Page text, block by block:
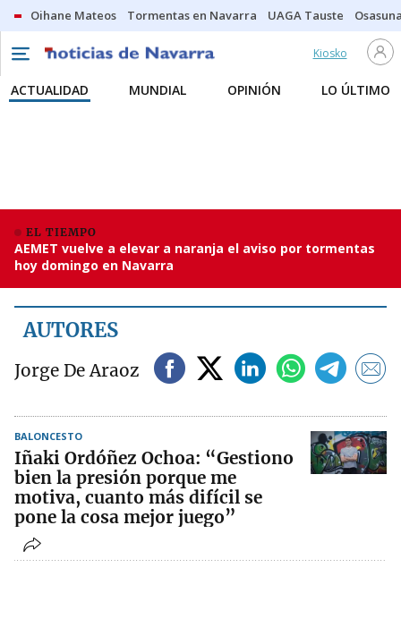
Oihane Mateos Tormentas en Navarra UAGA Tauste
Kiosko
ACTUALIDAD MUNDIAL OPINIÓN LO ÚLTIMO
EL TIEMPO
AEMET vuelve a elevar a naranja el aviso por tormentas
hoy domingo en Navarra
AUTORES
Jorge De Araoz
BALONCESTO
Iñaki Ordóñez Ochoa: “Gestiono
bien la presión porque me
motiva, cuanto más difícil se
pone la cosa mejor juego”